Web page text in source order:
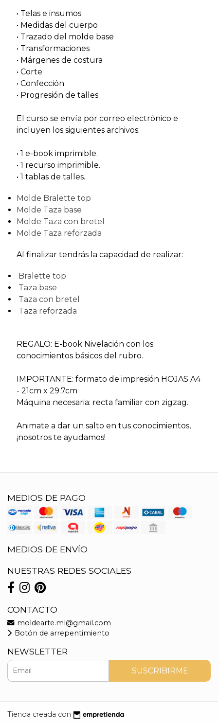
• Telas e insumos
• Medidas del cuerpo
• Trazado del molde base
• Transformaciones
• Márgenes de costura
• Corte
• Confección
• Progresión de talles
El curso se envía por correo electrónico e
incluyen los siguientes archivos:
• 1 e-book imprimible.
• 1 recurso imprimible.
• 1 tablas de talles.
Molde Bralette top
Molde Taza base
Molde Taza con bretel
Molde Taza reforzada
Al finalizar tendrás la capacidad de realizar:
Bralette top
Taza base
Taza con bretel
Taza reforzada
REGALO: E-book Nivelación con los
conocimientos básicos del rubro.
IMPORTANTE: formato de impresión HOJAS A4
- 21cm x 29.7cm
Máquina necesaria: recta familiar con zigzag.
Animate a dar un salto en tus conocimientos,
¡nosotros te ayudamos!
MEDIOS DE PAGO
MEDIOS DE ENVÍO
NUESTRAS REDES SOCIALES
CONTACTO
moldearte.ml@gmail.com
Botón de arrepentimiento
NEWSLETTER
SUSCRIBIRME
Tienda creada con